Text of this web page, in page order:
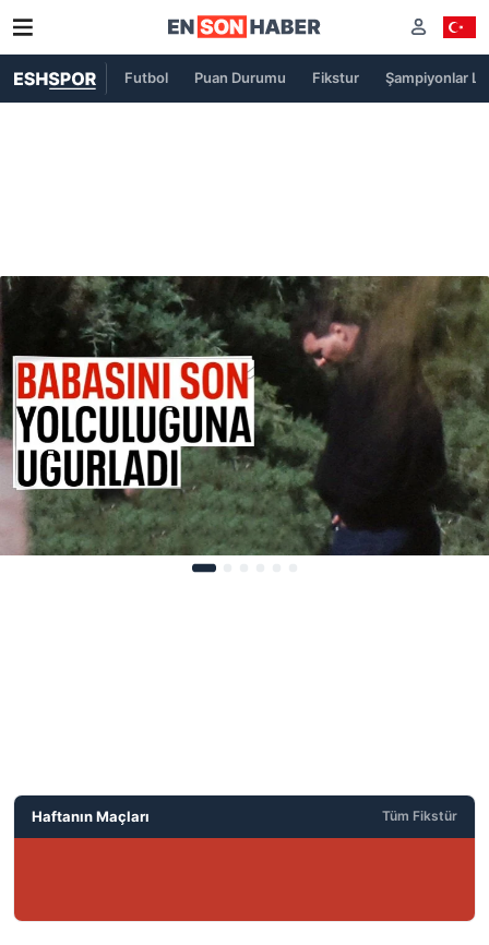
Futbol Puan Durumu Fikstur Şampiyonlar
Haftanın Maçları Tüm Fikstür